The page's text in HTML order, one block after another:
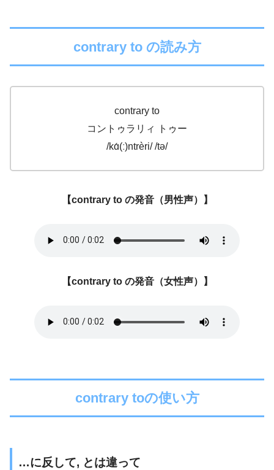
contrary to の読み方
contrary to
コントゥラリィ トゥー
/kɑ́(ː)ntrèri/ /tə/
【contrary to の発音（男性声）】
【contrary to の発音（女性声）】
contrary toの使い方
…に反して, とは違って